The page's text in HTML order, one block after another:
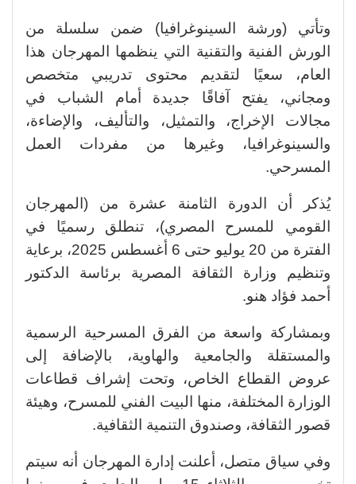
وتأتي (ورشة السينوغرافيا) ضمن سلسلة من
الورش الفنية والتقنية التي ينظمها المهرجان هذا
العام، سعيًا لتقديم محتوى تدريبي متخصص
ومجاني، يفتح آفاقًا جديدة أمام الشباب في
مجالات الإخراج، والتمثيل، والتأليف، والإضاءة،
والسينوغرافيا، وغيرها من مفردات العمل
المسرحي.
يُذكر أن الدورة الثامنة عشرة من (المهرجان
القومي للمسرح المصري)، تنطلق رسميًا في
الفترة من 20 يوليو حتى 6 أغسطس 2025، برعاية
وتنظيم وزارة الثقافة المصرية برئاسة الدكتور
أحمد فؤاد هنو.
وبمشاركة واسعة من الفرق المسرحية الرسمية
والمستقلة والجامعية والهاوية، بالإضافة إلى
عروض القطاع الخاص، وتحت إشراف قطاعات
الوزارة المختلفة، منها البيت الفني للمسرح، وهيئة
قصور الثقافة، وصندوق التنمية الثقافية.
وفي سياق متصل، أعلنت إدارة المهرجان أنه سيتم